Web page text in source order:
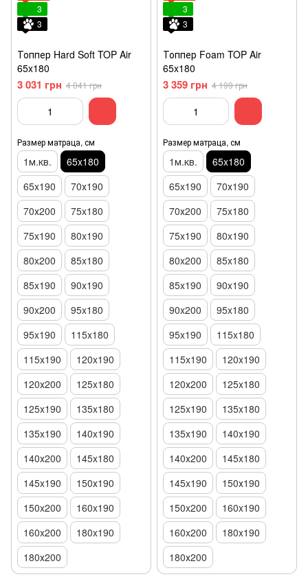
3
3
Топпер Hard Soft TOP Air
65x180
3 031 грн 4 041 грн
Размер матраца, см
1м.кв.
65x180
65x190
70х190
70х200
75x180
75x190
80x190
80x200
85x180
85x190
90x190
90x200
95x180
95x190
115x180
115x190
120x190
120х200
125x180
125x190
135x180
135x190
140x190
140х200
145x180
145x190
150х190
150x200
160x190
160x200
180x190
180х200
3
3
Топпер Foam TOP Air
65x180
3 359 грн 4 199 грн
Размер матраца, см
1м.кв.
65x180
65x190
70х190
70х200
75x180
75x190
80x190
80x200
85x180
85x190
90x190
90x200
95x180
95x190
115x180
115x190
120x190
120х200
125x180
125x190
135x180
135x190
140x190
140х200
145x180
145x190
150х190
150x200
160x190
160x200
180x190
180х200